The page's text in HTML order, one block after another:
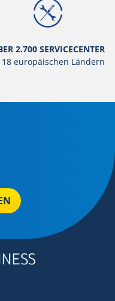
2.700 SERVICECENTER
europäischen Ländern